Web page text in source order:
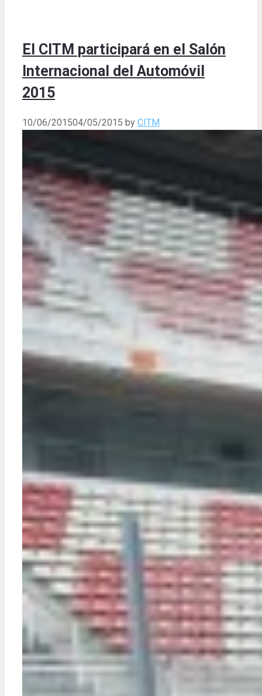
El CITM participará en el Salón
Internacional del Automóvil
2015
10/06/201504/05/2015 by CITM